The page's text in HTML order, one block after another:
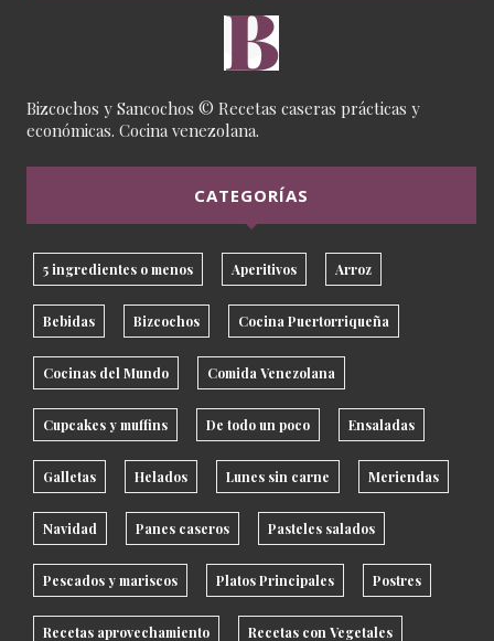
Bizcochos y Sancochos © Recetas caseras prácticas y
económicas. Cocina venezolana.
CATEGORÍAS
5 ingredientes o menos Aperitivos Arroz
Bebidas Bizcochos Cocina Puertorriqueña
Cocinas del Mundo Comida Venezolana
Cupcakes y muffins De todo un poco Ensaladas
Galletas Helados Lunes sin carne Meriendas
Navidad Panes caseros Pasteles salados
Pescados y mariscos Platos Principales Postres
Recetas aprovechamiento Recetas con Vegetales